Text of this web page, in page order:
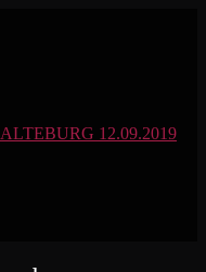
12.09.2019